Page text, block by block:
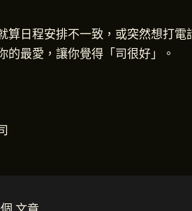
算日程安排不一致，或突然想打電
的最愛，讓你覺得「司很好」。